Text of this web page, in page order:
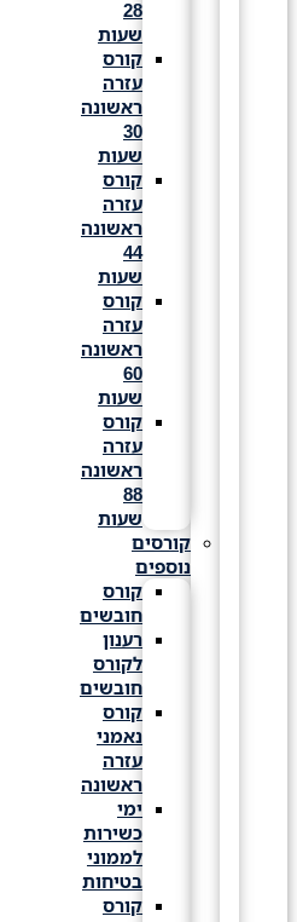
שעות
קורס
עזרה
ראשונה
שעות
קורס
עזרה
ראשונה
שעות
קורס
עזרה
ראשונה
שעות
קורס
עזרה
ראשונה
שעות
קורסים
נוספים
קורס
חובשים
רענון
לקורס
חובשים
קורס
נאמני
עזרה
ראשונה
ימי
כשירות
לממוני
בטיחות
קורס